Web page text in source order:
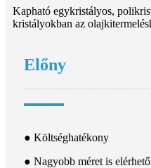
Kapható egykristályos,
kristályokban az
Előny
● Költséghatékony
● Nagyobb méret is elérhető